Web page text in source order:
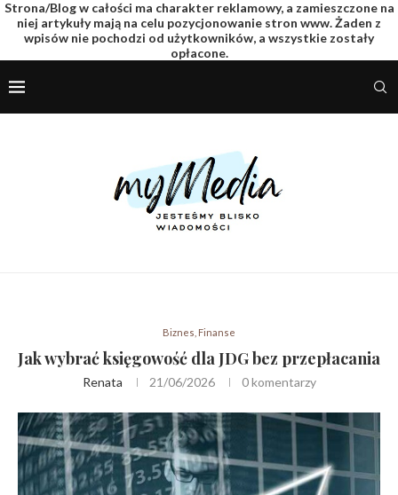
Strona/Blog w całości ma charakter reklamowy, a zamieszczone na
niej artykuły mają na celu pozycjonowanie stron www. Żaden z
wpisów nie pochodzi od użytkowników, a wszystkie zostały
opłacone.
Biznes, Finanse
Jak wybrać księgowość dla JDG bez przepłacania
Renata 21/06/2026 0 komentarzy